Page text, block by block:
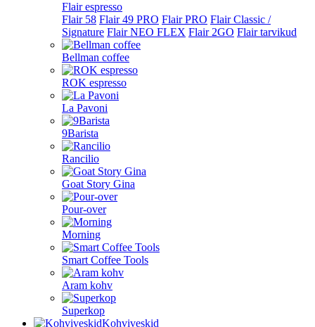
Flair espresso
Flair 58 Flair 49 PRO Flair PRO Flair Classic /
Signature Flair NEO FLEX Flair 2GO Flair tarvikud
Bellman coffee
ROK espresso
La Pavoni
9Barista
Rancilio
Goat Story Gina
Pour-over
Morning
Smart Coffee Tools
Aram kohv
Superkop
Kohviveskid